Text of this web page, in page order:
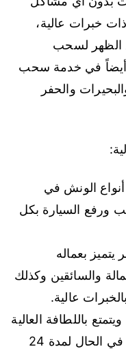
خبرات عالية،
الظهر لسحب
أيضاً في خدمة سحب
والحفر
الونش في
السيارة بكل
بعماله
والسائقين وكذلك
عالية.
باللطافة العالية
ومستعد وجاهز لتلقى اتصالاتكم في الحال لمدة 24